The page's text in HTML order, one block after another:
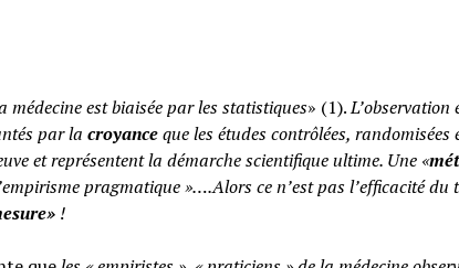
médecine est biaisée par les statistiques» (1).L’observation
par la croyanceque les études contrôlées, randomisées
et représentent la démarche scientifique ultime. Une «
pragmatique »….Alors ce n’est pas l’efficacité du
!